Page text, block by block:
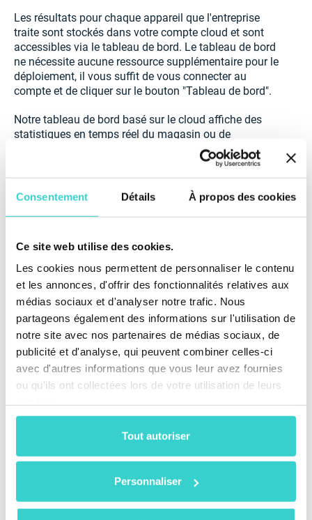
Consentement Détails À propos des cookies
Ce site web utilise des cookies.
Les cookies nous permettent de personnaliser le contenu
et les annonces, d'offrir des fonctionnalités relatives aux
médias sociaux et d'analyser notre trafic. Nous
partageons également des informations sur l'utilisation de
notre site avec nos partenaires de médias sociaux, de
publicité et d'analyse, qui peuvent combiner celles-ci
avec d'autres informations que vous leur avez fournies
ou qu'ils ont collectées lors de votre utilisation de leurs
Tout autoriser
Personnaliser
Les résultats pour chaque appareil que l'entreprise
traite sont stockés dans votre compte cloud et sont
accessibles via le tableau de bord. Le tableau de bord
ne nécessite aucune ressource supplémentaire pour le
déploiement, il vous suffit de vous connecter au
compte et de cliquer sur le bouton "Tableau de bord".
Notre tableau de bord basé sur le cloud affiche des
statistiques en temps réel du magasin ou de
l'ensemble de l'entreprise. Vérifiez les informations sur
l'appareil, la productivité du CQ, l'UPH, les analyses
des fournisseurs et les statistiques de défauts. Vous
pouvez facilement suivre votre activité et planifier
l'achat de nouveaux appareils auprès des fournisseurs
les plus fiables.
Lisez également notre article de blog sur les
d'appareils mobiles d'occasion.